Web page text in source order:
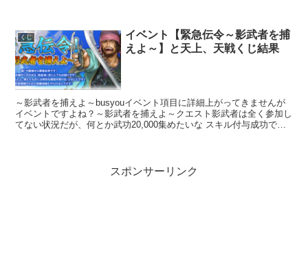
くじ
イベント【緊急伝令～影武者を捕
えよ～】と天上、天戦くじ結果
～影武者を捕えよ～busyouイベント項目に詳細上がってきませんが
イベントですよね？～影武者を捕えよ～クエスト影武者は全く参加し
てない状況だが、何とか武功20,000集めたいな スキル付与成功でち
スポンサーリンク